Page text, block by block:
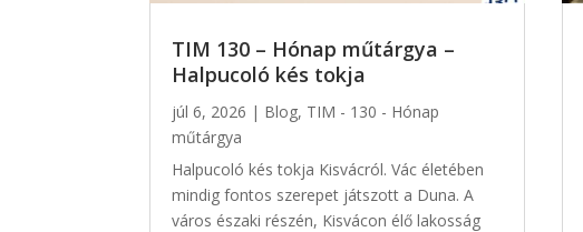
TIM 130 – Hónap műtárgya –
Halpucoló kés tokja
júl 6, 2026 | Blog, TIM - 130 - Hónap
műtárgya
Halpucoló kés tokja Kisvácról. Vác életében
mindig fontos szerepet játszott a Duna. A
város északi részén, Kisvácon élő lakosság